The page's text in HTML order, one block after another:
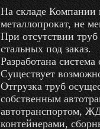
На складе Компании
металлопрокат, не
При отсутствии
стальных под заказ.
Разработана
Существует
Отгрузка труб
собственным
автотранспортом,
контейнерами,